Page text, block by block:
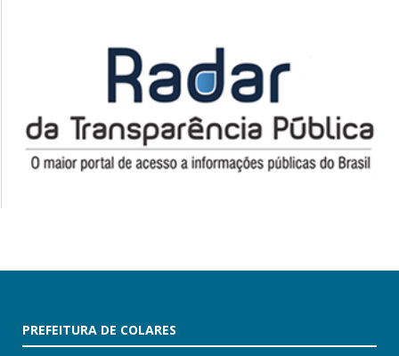
PREFEITURA DE COLARES